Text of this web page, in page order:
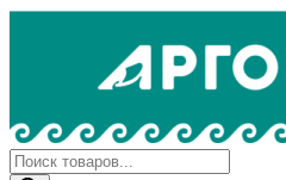
Поиск